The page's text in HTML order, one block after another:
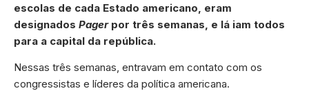
escolas de cada Estado americano, eram
designados Pagerpor três semanas, e lá iam todos
para a capital da república.
Nessas três semanas, entravam em contato com os
congressistas e líderes da política americana.